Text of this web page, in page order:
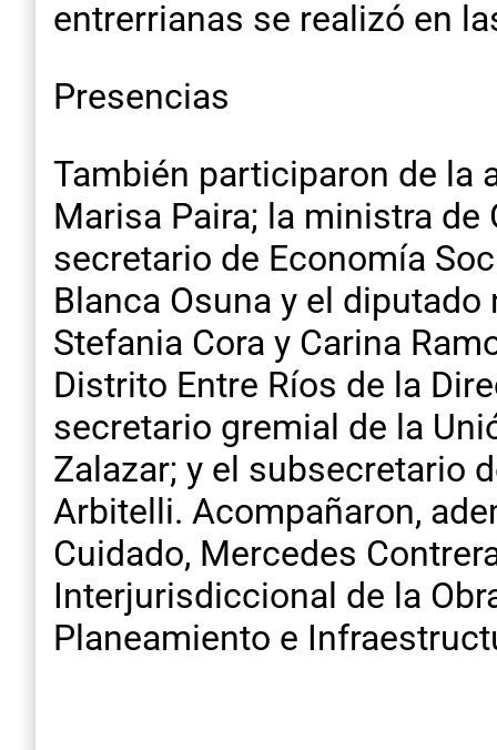
entrerrianas se realizó en
Presencias
También participaron de la
Marisa Paira; la ministra
secretario de Economía
Blanca Osuna y el
Stefania Cora y Carina
Distrito Entre Ríos de la
secretario gremial de la
Zalazar; y el subsecretario
Arbitelli. Acompañaron,
Cuidado, Mercedes
Interjurisdiccional de la
Planeamiento e